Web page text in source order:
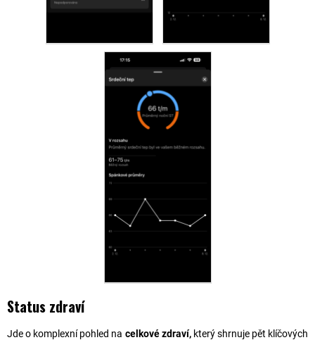
Status zdraví
Jde o komplexní pohled na celkové zdraví,který shrnuje pět klíčových